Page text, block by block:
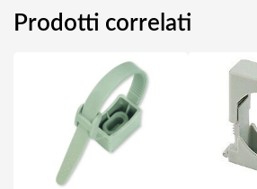
Prodotti correlati